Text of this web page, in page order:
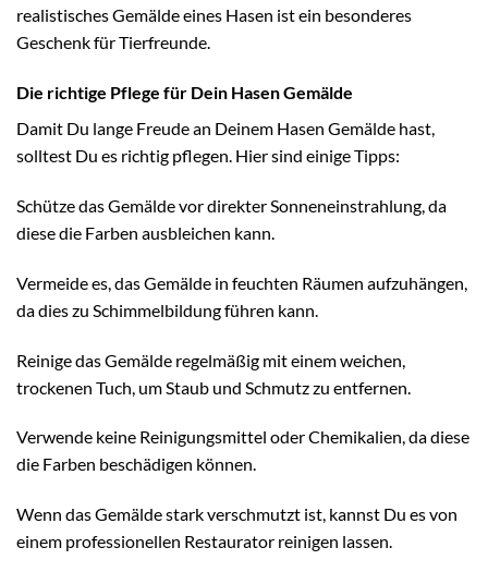
realistisches Gemälde eines Hasen ist ein besonderes
Geschenk für Tierfreunde.
Die richtige Pflege für Dein Hasen Gemälde
Damit Du lange Freude an Deinem Hasen Gemälde hast,
solltest Du es richtig pflegen. Hier sind einige Tipps:
Schütze das Gemälde vor direkter Sonneneinstrahlung, da
diese die Farben ausbleichen kann.
Vermeide es, das Gemälde in feuchten Räumen aufzuhängen,
da dies zu Schimmelbildung führen kann.
Reinige das Gemälde regelmäßig mit einem weichen,
trockenen Tuch, um Staub und Schmutz zu entfernen.
Verwende keine Reinigungsmittel oder Chemikalien, da diese
die Farben beschädigen können.
Wenn das Gemälde stark verschmutzt ist, kannst Du es von
einem professionellen Restaurator reinigen lassen.